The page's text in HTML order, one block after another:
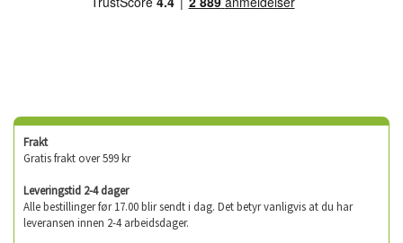
Frakt
Gratis frakt over 599 kr
Leveringstid 2-4 dager
Alle bestillinger før 17.00 blir sendt i dag. Det betyr vanligvis at du har
leveransen innen 2-4 arbeidsdager.